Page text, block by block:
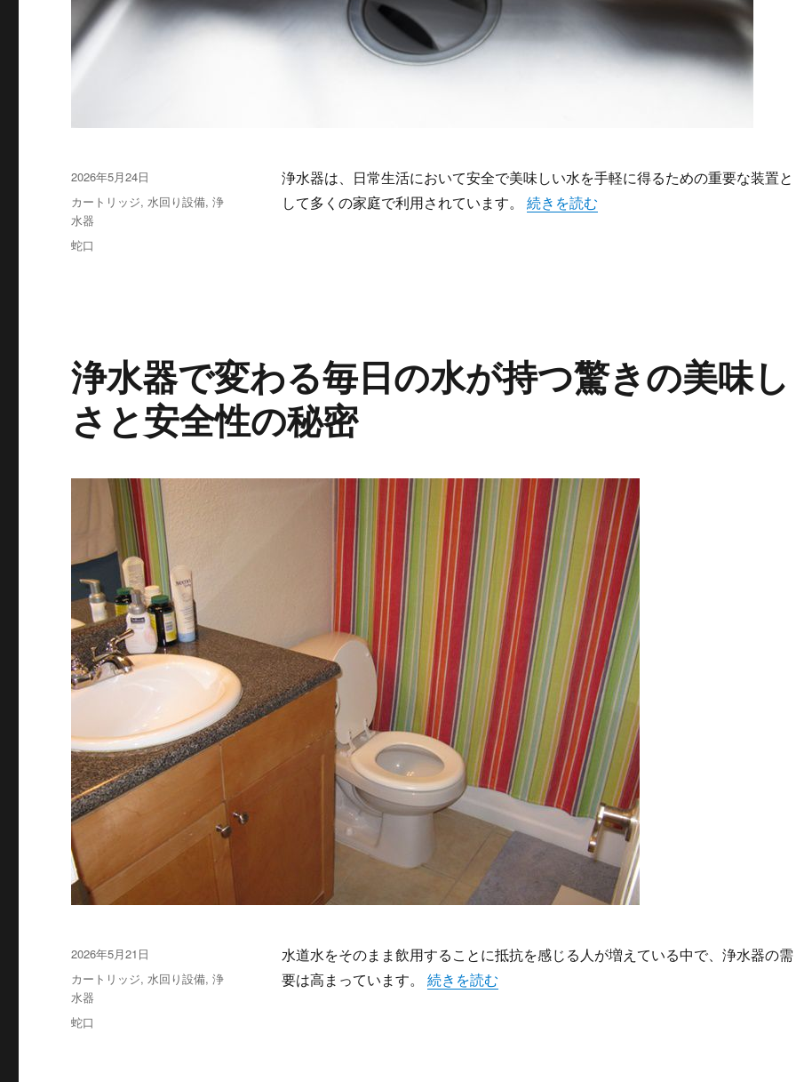
浄水器は、日常生活において安全で美味しい水を手軽に得るための重要な装置と
して多くの家庭で利用されています。 “驚きの効果と経済性を実感できる浄水器
続きを読む
投
稿
日:
2026年5月24日
カ
テ
ゴ
リ
カートリッジ,水回り設備,浄
水器
タ
蛇口
浄水器で変わる毎日の水が持つ驚きの美味し
さと安全性の秘密
水道水をそのまま飲用することに抵抗を感じる人が増えている中で、浄水器の需
要は高まっています。 “浄水器で変わる毎日の水が持つ驚きの美味しさと安全性
続きを読む
投
稿
日:
2026年5月21日
カ
テ
ゴ
リ
カートリッジ,水回り設備,浄
水器
タ
蛇口